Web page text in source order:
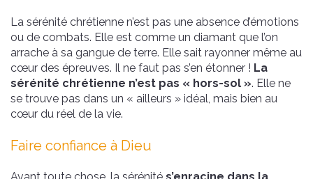
La sérénité chrétienne n’est pas une absence d’émotions
ou de combats. Elle est comme un diamant que l’on
arrache à sa gangue de terre. Elle sait rayonner même au
cœur des épreuves. Il ne faut pas s’en étonner ! La
sérénité chrétienne n’est pas « hors-sol ». Elle ne
se trouve pas dans un « ailleurs » idéal, mais bien au
cœur du réel de la vie.
Faire confiance à Dieu